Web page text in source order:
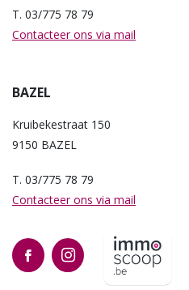
T. 03/775 78 79
Contacteer ons via mail
BAZEL
Kruibekestraat 150
9150 BAZEL
T. 03/775 78 79
Contacteer ons via mail